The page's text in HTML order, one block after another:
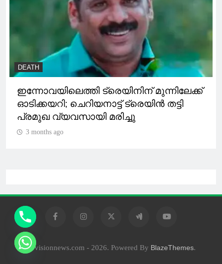
DEATH
ഇന്നോവയിലെത്തി ട്രെയിനിന് മുന്നിലേക്ക്
ഓടിക്കയറി; ചെറിയനാട്ട് ട്രെയിൻ തട്ടി
പ്രമുഖ വ്യവസായി മരിച്ചു
3 months ago
10visionnews.com - 2026. Powered By BlazeThemes.